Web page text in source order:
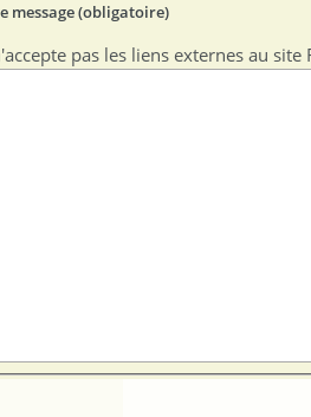
Texte de votre message (obligatoire)
pas les liens externes au